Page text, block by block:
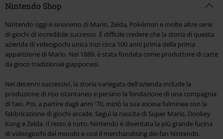
Nintendo Shop
Nintendo oggi è sinonimo di Mario, Zelda, Pokémon e molte altre serie
di giochi di incredibile successo. È difficile credere che la storia di questa
azienda di videogiochi unica inizi circa 100 anni prima della prima
apparizione di Mario. Nel 1889, è stata fondata come produttore di carte
da gioco tradizionali giapponesi.
Nei decenni successivi, la storia variegata dell'azienda include la
produzione di riso istantaneo e persino la fondazione di una compagnia
di taxi. Poi, a partire dagli anni '70, iniziò la sua ascesa fulminea con la
fabbricazione di giochi arcade. Seguì la nascita di Super Mario, Donkey
Kong e Zelda. Il resto è noto: Nintendo è diventata la più grande fucina
di videogiochi del mondo e così il merchandising dei fan Nintendo.